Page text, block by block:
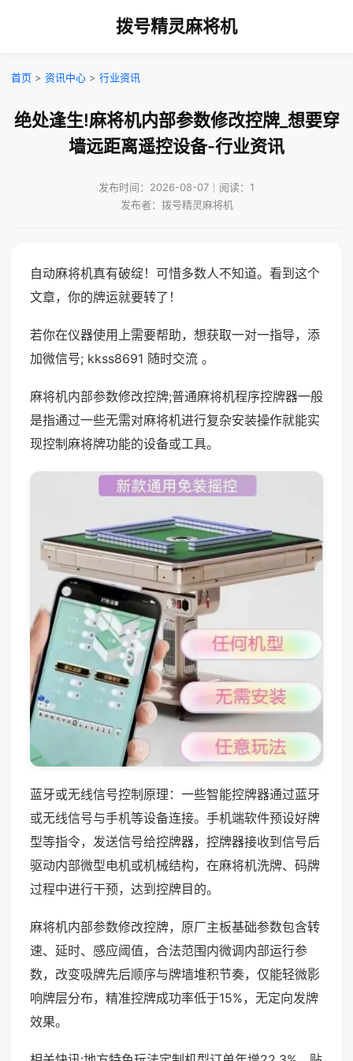
拨号精灵麻将机
首页 > 资讯中心 > 行业资讯
绝处逢生!麻将机内部参数修改控牌_想要穿
墙远距离遥控设备-行业资讯
发布时间：2026-08-07｜阅读：1
发布者：拨号精灵麻将机
自动麻将机真有破绽！可惜多数人不知道。看到这个
文章，你的牌运就要转了！
若你在仪器使用上需要帮助，想获取一对一指导，添
加微信号; kkss8691 随时交流 。
麻将机内部参数修改控牌;普通麻将机程序控牌器一般
是指通过一些无需对麻将机进行复杂安装操作就能实
现控制麻将牌功能的设备或工具。
蓝牙或无线信号控制原理：一些智能控牌器通过蓝牙
或无线信号与手机等设备连接。手机端软件预设好牌
型等指令，发送信号给控牌器，控牌器接收到信号后
驱动内部微型电机或机械结构，在麻将机洗牌、码牌
过程中进行干预，达到控牌目的。
麻将机内部参数修改控牌，原厂主板基础参数包含转
速、延时、感应阈值，合法范围内微调内部运行参
数，改变吸牌先后顺序与牌墙堆积节奏，仅能轻微影
响牌层分布，精准控牌成功率低于15%，无定向发牌
效果。